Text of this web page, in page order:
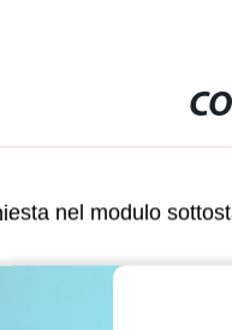
nel modulo